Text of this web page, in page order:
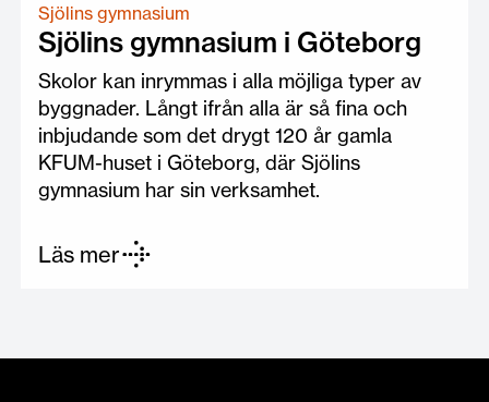
Sjölins gymnasium
Sjölins gymnasium i Göteborg
Skolor kan inrymmas i alla möjliga typer av
byggnader. Långt ifrån alla är så fina och
inbjudande som det drygt 120 år gamla
KFUM-huset i Göteborg, där Sjölins
gymnasium har sin verksamhet.
Läs mer